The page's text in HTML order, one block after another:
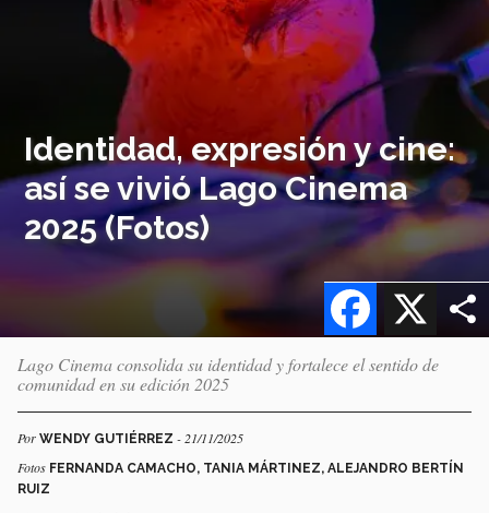
Identidad, expresión y cine:
así se vivió Lago Cinema
2025 (Fotos)
X
Facebook
Lago Cinema consolida su identidad y fortalece el sentido de
comunidad en su edición 2025
Por WENDY GUTIÉRREZ - 21/11/2025
Fotos FERNANDA CAMACHO, TANIA MÁRTINEZ, ALEJANDRO BERTÍN
RUIZ